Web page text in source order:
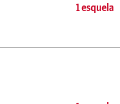
1 esquela